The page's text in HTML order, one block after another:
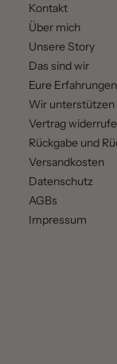
Kontakt
Über mich
Unsere Story
Das sind wir
Eure Erfahrungen
Wir unterstützen
Vertrag
Rückgabe und
Versandkosten
Datenschutz
AGBs
Impressum